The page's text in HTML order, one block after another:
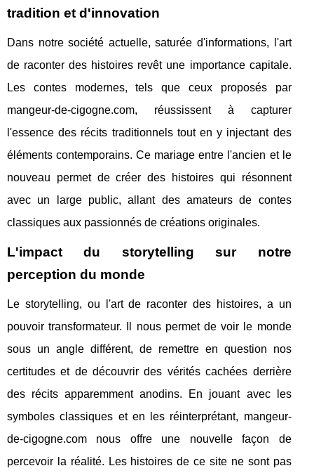
tradition et d'innovation
Dans notre société actuelle, saturée d'informations, l'art
de raconter des histoires revêt une importance capitale.
Les contes modernes, tels que ceux proposés par
mangeur-de-cigogne.com, réussissent à capturer
l'essence des récits traditionnels tout en y injectant des
éléments contemporains. Ce mariage entre l'ancien et le
nouveau permet de créer des histoires qui résonnent
avec un large public, allant des amateurs de contes
classiques aux passionnés de créations originales.
L'impact du storytelling sur notre
perception du monde
Le storytelling, ou l'art de raconter des histoires, a un
pouvoir transformateur. Il nous permet de voir le monde
sous un angle différent, de remettre en question nos
certitudes et de découvrir des vérités cachées derrière
des récits apparemment anodins. En jouant avec les
symboles classiques et en les réinterprétant, mangeur-
de-cigogne.com nous offre une nouvelle façon de
percevoir la réalité. Les histoires de ce site ne sont pas